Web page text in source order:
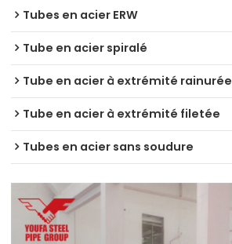
Tubes en acier ERW
Tube en acier spiralé
Tube en acier à extrémité rainurée
Tube en acier à extrémité filetée
Tubes en acier sans soudure